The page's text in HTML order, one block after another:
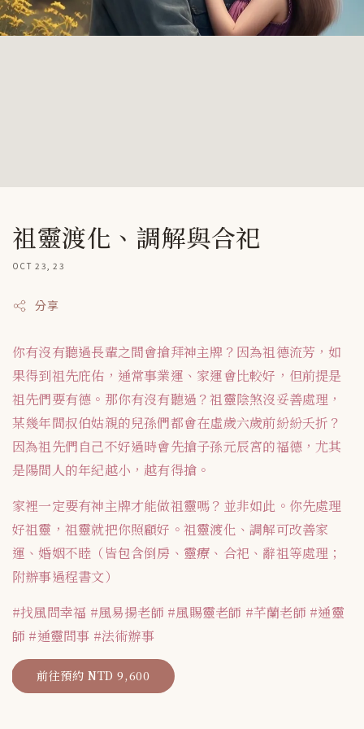
祖靈渡化、調解與合祀
OCT 23, 23
分享
你有沒有聽過長輩之間會搶拜神主牌？因為祖德流芳，如
果得到祖先庇佑，通常事業運、家運會比較好，但前提是
祖先們要有德。 那你有沒有聽過？祖靈陰煞沒妥善處理，
某幾年間叔伯姑親的兒孫們都會在虛歲六歲前紛紛夭折？
因為祖先們自己不好過時會先搶子孫元辰宮的福德，尤其
是陽間人的年紀越小，越有得搶。
家裡一定要有神主牌才能做祖靈嗎？並非如此。你先處理
好祖靈，祖靈就把你照顧好。 祖靈渡化、調解可改善家
運、婚姻不睦（皆包含倒房、靈療、合祀、辭祖等處理；
附辦事過程書文）
#找風問幸福 #風易揚老師 #風賜靈老師 #芊蘭老師 #通靈
師 #通靈問事 #法術辦事
前往預約 NTD 9,600